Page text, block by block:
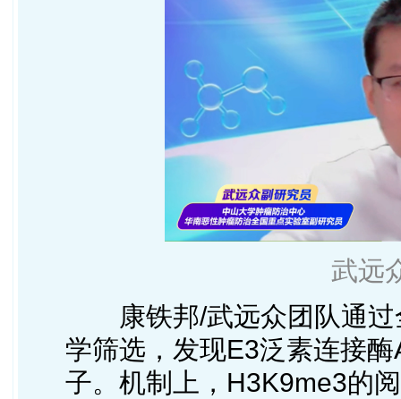
武远
康铁邦/武远众团队通
学筛选，发现E3泛素连接
子。机制上，H3K9me3的